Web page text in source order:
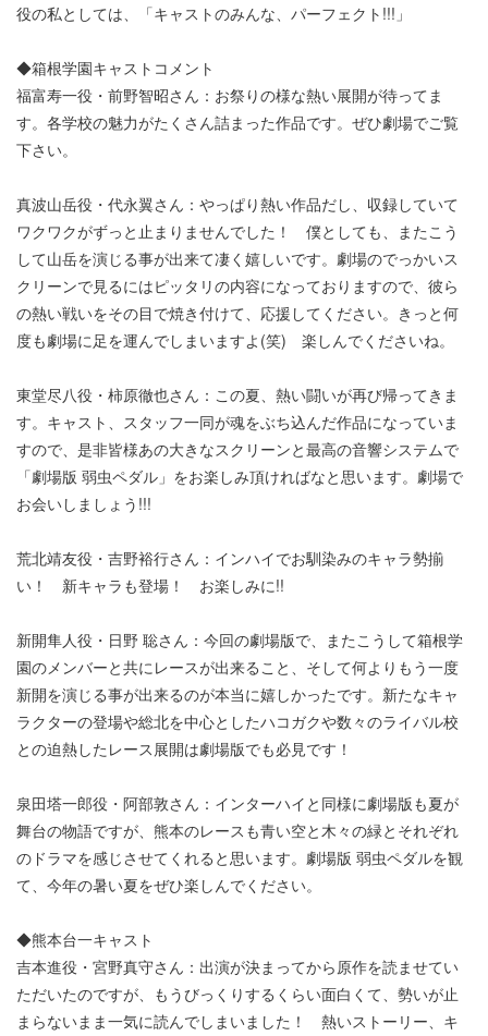
役の私としては、「キャストのみんな、パーフェクト!!!」
◆箱根学園キャストコメント
福富寿一役・前野智昭さん：お祭りの様な熱い展開が待ってま
す。各学校の魅力がたくさん詰まった作品です。ぜひ劇場でご覧
下さい。
真波山岳役・代永翼さん：やっぱり熱い作品だし、収録していて
ワクワクがずっと止まりませんでした！ 僕としても、またこう
して山岳を演じる事が出来て凄く嬉しいです。劇場のでっかいス
クリーンで見るにはピッタリの内容になっておりますので、彼ら
の熱い戦いをその目で焼き付けて、応援してください。きっと何
度も劇場に足を運んでしまいますよ(笑) 楽しんでくださいね。
東堂尽八役・柿原徹也さん：この夏、熱い闘いが再び帰ってきま
す。キャスト、スタッフ一同が魂をぶち込んだ作品になっていま
すので、是非皆様あの大きなスクリーンと最高の音響システムで
「劇場版 弱虫ペダル」をお楽しみ頂ければなと思います。劇場で
お会いしましょう!!!
荒北靖友役・吉野裕行さん：インハイでお馴染みのキャラ勢揃
い！ 新キャラも登場！ お楽しみに!!
新開隼人役・日野 聡さん：今回の劇場版で、またこうして箱根学
園のメンバーと共にレースが出来ること、そして何よりもう一度
新開を演じる事が出来るのが本当に嬉しかったです。新たなキャ
ラクターの登場や総北を中心としたハコガクや数々のライバル校
との迫熱したレース展開は劇場版でも必見です！
泉田塔一郎役・阿部敦さん：インターハイと同様に劇場版も夏が
舞台の物語ですが、熊本のレースも青い空と木々の緑とそれぞれ
のドラマを感じさせてくれると思います。劇場版 弱虫ペダルを観
て、今年の暑い夏をぜひ楽しんでください。
◆熊本台一キャスト
吉本進役・宮野真守さん：出演が決まってから原作を読ませてい
ただいたのですが、もうびっくりするくらい面白くて、勢いが止
まらないまま一気に読んでしまいました！ 熱いストーリー、キ